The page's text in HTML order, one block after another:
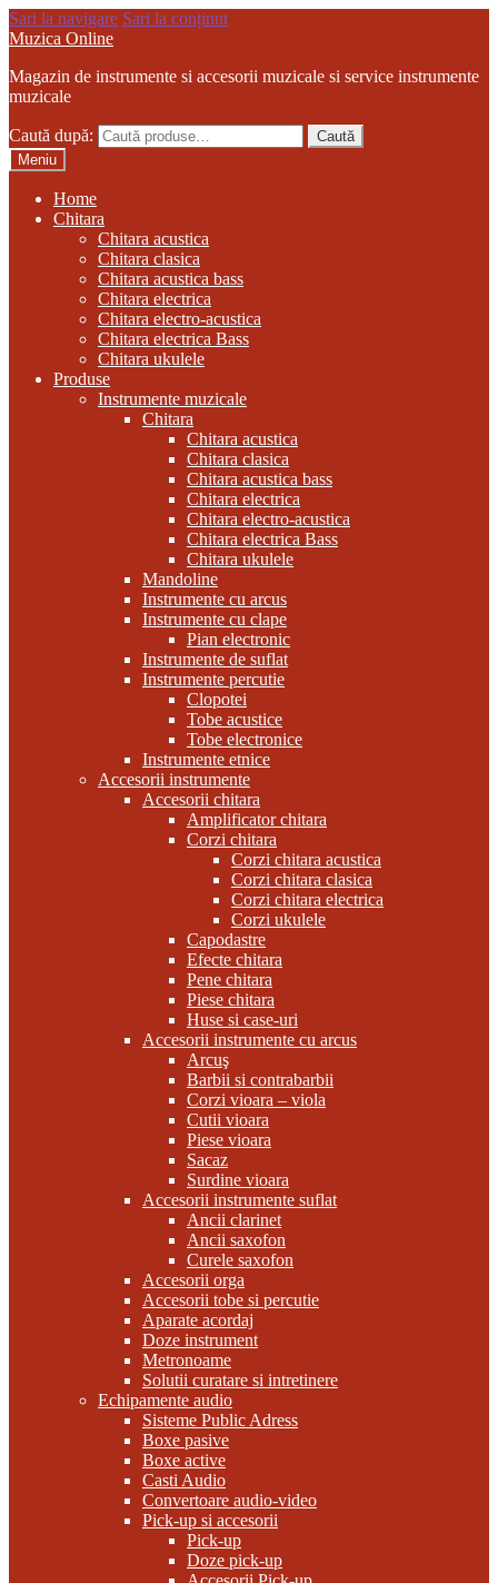
Sari la navigare Sari la conținut
Muzica Online
Magazin de instrumente si accesorii muzicale si service instrumente
muzicale
Caută după:
Caută
Meniu
Home
Chitara
Chitara acustica
Chitara clasica
Chitara acustica bass
Chitara electrica
Chitara electro-acustica
Chitara electrica Bass
Chitara ukulele
Produse
Instrumente muzicale
Chitara
Chitara acustica
Chitara clasica
Chitara acustica bass
Chitara electrica
Chitara electro-acustica
Chitara electrica Bass
Chitara ukulele
Mandoline
Instrumente cu arcus
Instrumente cu clape
Pian electronic
Instrumente de suflat
Instrumente percutie
Clopotei
Tobe acustice
Tobe electronice
Instrumente etnice
Accesorii instrumente
Accesorii chitara
Amplificator chitara
Corzi chitara
Corzi chitara acustica
Corzi chitara clasica
Corzi chitara electrica
Corzi ukulele
Capodastre
Efecte chitara
Pene chitara
Piese chitara
Huse si case-uri
Accesorii instrumente cu arcus
Arcuş
Barbii si contrabarbii
Corzi vioara – viola
Cutii vioara
Piese vioara
Sacaz
Surdine vioara
Accesorii instrumente suflat
Ancii clarinet
Ancii saxofon
Curele saxofon
Accesorii orga
Accesorii tobe si percutie
Aparate acordaj
Doze instrument
Metronoame
Solutii curatare si intretinere
Echipamente audio
Sisteme Public Adress
Boxe pasive
Boxe active
Casti Audio
Convertoare audio-video
Pick-up si accesorii
Pick-up
Doze pick-up